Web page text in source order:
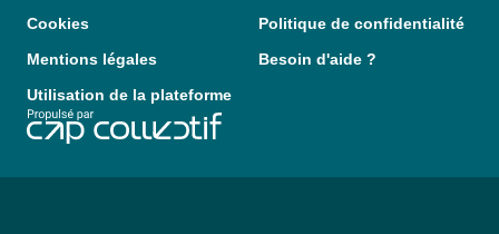
Cookies
Politique de confidentialité
Mentions légales
Besoin d'aide ?
Utilisation de la plateforme